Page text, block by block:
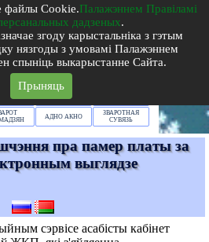
файлы Cookie.Палажэннем Правіламі
дадзеных.
згоду карыстальніка з гэтым
нязгоды з умовамі Палажэннем
спыніць выкарыстанне Сайта.
Прыняць
тэлефон:(801647)2-27-51,факс:(801647)
лінія - 6-26-72, абаненцкі аддзел - 6-42-54,
стол - 6-43-86
н е ц к а е Ж К Г
ДАВЕДАЧНЫ
АДНО АКНО
ЗВАРОТНАЯ
СУВЯЗЬ
пра памер платы за
выглядзе
сэрвісе асабісты кабінет